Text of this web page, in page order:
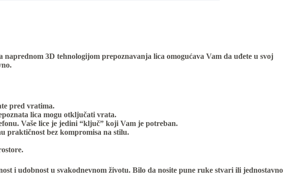
3D tehnologijom prepoznavanja lica omogućava Vam da uđete u svoj
pred vratima.
lica mogu otključati vrata.
Vaše lice je jedini “ključ” koji Vam je potreban.
praktičnost bez kompromisa na stilu.
i udobnost u svakodnevnom životu. Bilo da nosite pune ruke stvari ili jednostavno